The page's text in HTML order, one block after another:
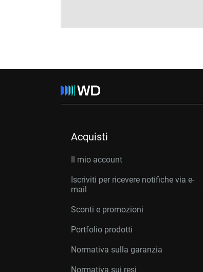
Acquisti
Il mio account
Iscriviti per ricevere notifiche via e-
mail
Sconti e promozioni
Portfolio prodotti
Normativa sulla garanzia
Normativa sui resi